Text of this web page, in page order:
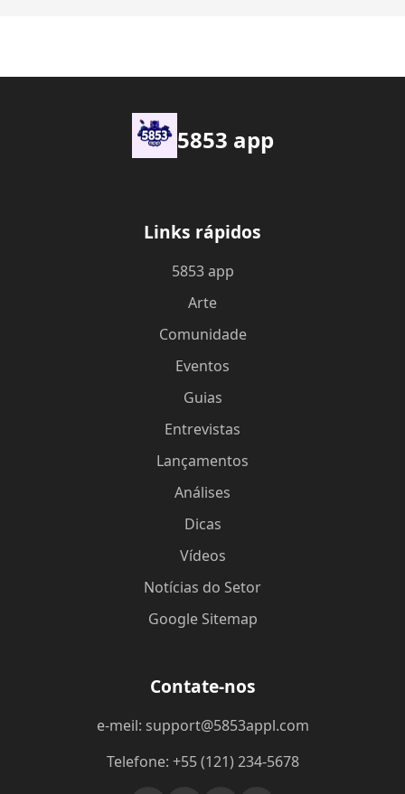
5853 app
Links rápidos
5853 app
Arte
Comunidade
Eventos
Guias
Entrevistas
Lançamentos
Análises
Dicas
Vídeos
Notícias do Setor
Google Sitemap
Contate-nos
e-meil: support@5853appl.com
Telefone: +55 (121) 234-5678